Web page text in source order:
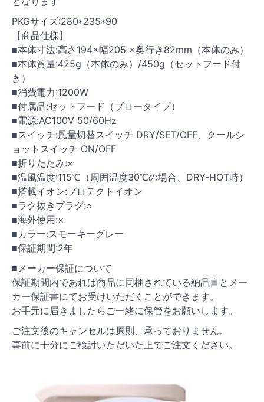
PKGサイズ:280*235*90
【商品仕様】
■本体寸法:高さ194×幅205 ×奥行き82mm（本体のみ）
■本体質量:425g（本体のみ）/450g（セットフード付
き）
■消費電力:1200W
■付属品:セットフード（ブロータイプ）
■電源:AC100V 50/60Hz
■スイッチ:風量切替スイッチ DRY/SET/OFF、クールシ
ョットスイッチ ON/OFF
■折りたたみ:×
■温風温度:115℃（周囲温度30℃の場合、DRY-HOT時）
■搭載イオン:プロテクトイオン
■ラク抜きプラグ:○
■海外使用:×
■カラー:スモーキーグレー
■保証期間:2年
■メーカー保証について
保証期間内であれば商品に同梱されている納品書とメー
カー保証書にてお受けいただくことができます。
お手元に届きましたらご一緒に保管をお願いします。
ご注文後のキャンセルは原則、承っておりません。
事前に十分にご検討いただいた上でご注文ください。